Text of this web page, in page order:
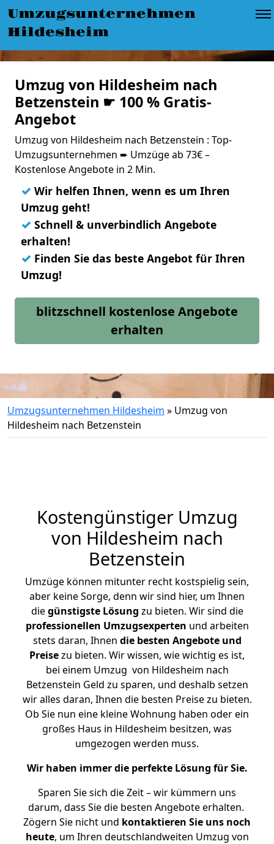
Umzugsunternehmen
Hildesheim
Umzug von Hildesheim nach
Betzenstein ☛ 100 % Gratis-
Angebot
Umzug von Hildesheim nach Betzenstein : Top-
Umzugsunternehmen ➨ Umzüge ab 73€ –
Kostenlose Angebote in 2 Min.
✓ Wir helfen Ihnen, wenn es um Ihren
Umzug geht!
✓ Schnell & unverbindlich Angebote
erhalten!
✓ Finden Sie das beste Angebot für Ihren
Umzug!
blitzschnell kostenlose Angebote
erhalten
Umzugsunternehmen Hildesheim » Umzug von
Hildesheim nach Betzenstein
Kostengünstiger Umzug
von Hildesheim nach
Betzenstein
Umzüge können mitunter recht kostspielig sein,
aber keine Sorge, denn wir sind hier, um Ihnen
diegünstigste Lösung zu bieten. Wir sind die
professionellen Umzugsexperten und arbeiten
stets daran, Ihnen die besten Angebote und
Preisezu bieten. Wir wissen, wie wichtig es ist,
bei einem Umzug von Hildesheim nach
Betzenstein Geld zu sparen, und deshalb setzen
wir alles daran, Ihnen die besten Preise zu bieten.
Ob Sie nun eine kleine Wohnung haben oder ein
großes Haus in Hildesheim besitzen, was
umgezogen werden muss.
Wir haben immer die perfekte Lösung für Sie.
Sparen Sie sich die Zeit – wir kümmern uns
darum, dass Sie die besten Angebote erhalten.
Zögern Sie nicht und kontaktieren Sie uns noch
heute, um Ihren deutschlandweiten Umzug von